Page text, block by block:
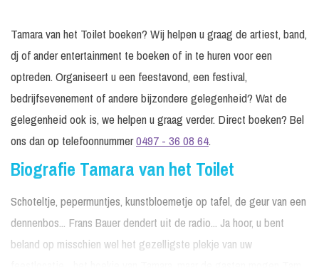
Tamara van het Toilet boeken? Wij helpen u graag de artiest, band,
dj of ander entertainment te boeken of in te huren voor een
optreden. Organiseert u een feestavond, een festival,
bedrijfsevenement of andere bijzondere gelegenheid? Wat de
gelegenheid ook is, we helpen u graag verder. Direct boeken? Bel
ons dan op telefoonnummer0497 - 36 08 64.
Biografie Tamara van het Toilet
Schoteltje, pepermuntjes, kunstbloemetje op tafel, de geur van een
dennenbos... Frans Bauer dendert uit de radio... Ja hoor, u bent
beland op misschien wel het gezelligste plekje van uw